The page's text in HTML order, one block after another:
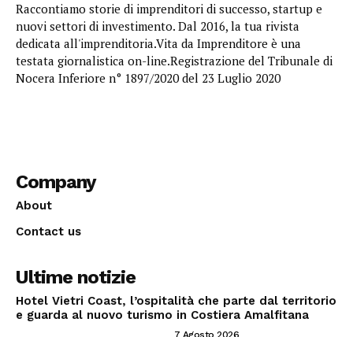
Raccontiamo storie di imprenditori di successo, startup e
nuovi settori di investimento. Dal 2016, la tua rivista
dedicata all'imprenditoria.Vita da Imprenditore è una
testata giornalistica on-line.Registrazione del Tribunale di
Nocera Inferiore n° 1897/2020 del 23 Luglio 2020
Company
About
Contact us
Ultime notizie
Hotel Vietri Coast, l’ospitalità che parte dal territorio
e guarda al nuovo turismo in Costiera Amalfitana